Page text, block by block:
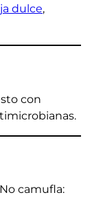
dulce,
con
camufla: